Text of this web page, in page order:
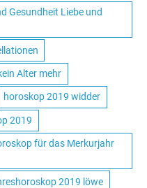
Gesundheit Liebe und
Alter mehr
horoskop 2019 widder
2019
für das Merkurjahr
2019 löwe